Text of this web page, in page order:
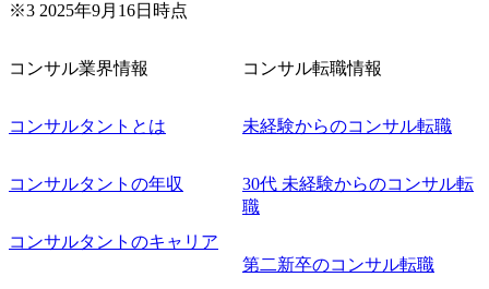
※3 2025年9月16日時点
コンサル業界情報
コンサルタントとは
コンサルタントの年収
コンサルタントのキャリア
コンサル転職情報
未経験からのコンサル転職
30代 未経験からのコンサル転
職
第二新卒のコンサル転職